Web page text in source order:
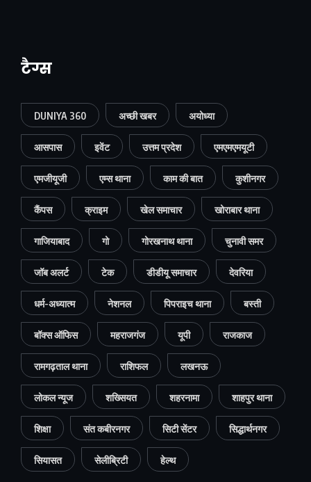
टैग्स
DUNIYA 360 अच्छी खबर अयोध्या
आसपास इवेंट उत्तम प्रदेश एमएमएमयूटी
एमजीयूजी एम्स थाना काम की बात कुशीनगर
कैंपस क्राइम खेल समाचार खोराबार थाना
गाजियाबाद गो गोरखनाथ थाना चुनावी समर
जॉब अलर्ट टेक डीडीयू समाचार देवरिया
धर्म-अध्यात्म नेशनल पिपराइच थाना बस्ती
बॉक्स ऑफिस महराजगंज यूपी राजकाज
रामगढ़ताल थाना राशिफल लखनऊ
लोकल न्यूज शख्सियत शहरनामा शाहपुर थाना
शिक्षा संत कबीरनगर सिटी सेंटर सिद्धार्थनगर
सियासत सेलीब्रिटी हेल्थ